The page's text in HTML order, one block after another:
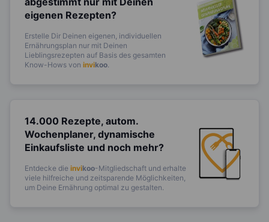
eigenen Rezepten?
Erstelle Dir Deinen eigenen, individuellen
Ernährungsplan nur mit Deinen
Lieblingsrezepten auf Basis des gesamten
Know-Hows von invikoo
14.000 Rezepte, autom.
Wochenplaner, dynamische
Einkaufsliste und noch mehr?
Entdecke die invikoo-Mitgliedschaft und erhalte
viele hilfreiche und zeitsparende Möglichkeiten,
um Deine Ernährung optimal zu gestalten.